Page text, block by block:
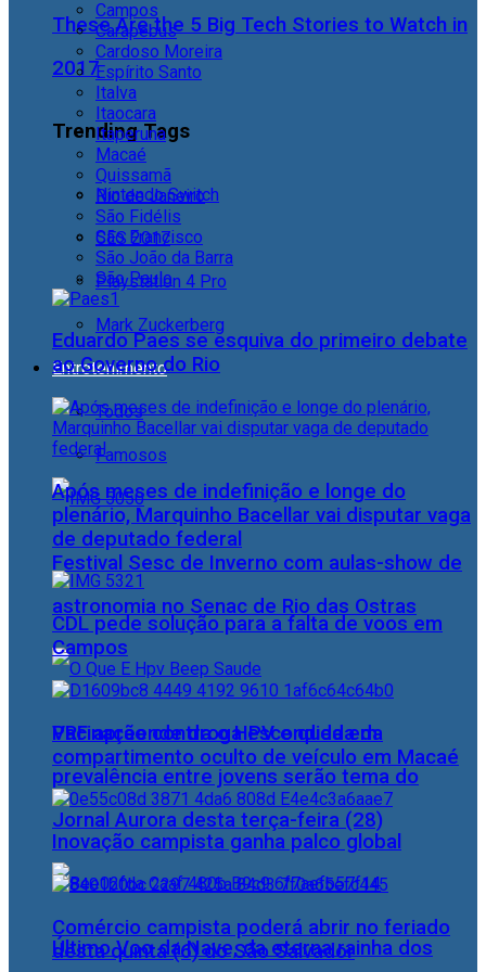
These Are the 5 Big Tech Stories to Watch in
2017
Trending Tags
Nintendo Switch
CES 2017
Playstation 4 Pro
Mark Zuckerberg
Entretenimento
Todos
Famosos
Festival Sesc de Inverno com aulas-show de
astronomia no Senac de Rio das Ostras
Vacinação contra o HPV e queda da
prevalência entre jovens serão tema do
Jornal Aurora desta terça-feira (28)
Último Voo da Nave, da eterna rainha dos
Campos
Carapebus
Cardoso Moreira
Espírito Santo
Italva
Itaocara
Itaperuna
Macaé
Quissamã
Rio de Janeiro
São Fidélis
São Francisco
São João da Barra
São Paulo
Eduardo Paes se esquiva do primeiro debate
ao Governo do Rio
Após meses de indefinição e longe do
plenário, Marquinho Bacellar vai disputar vaga
de deputado federal
CDL pede solução para a falta de voos em
Campos
PRF apreende droga escondida em
compartimento oculto de veículo em Macaé
Inovação campista ganha palco global
Comércio campista poderá abrir no feriado
desta quinta (6) do São Salvador